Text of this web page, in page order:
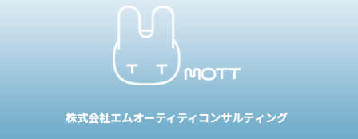
株式会社エムオーティティコンサル テ ィ ン グ